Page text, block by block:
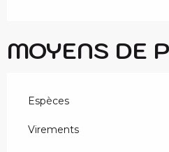
MOYENS DE
Espèces
Virements